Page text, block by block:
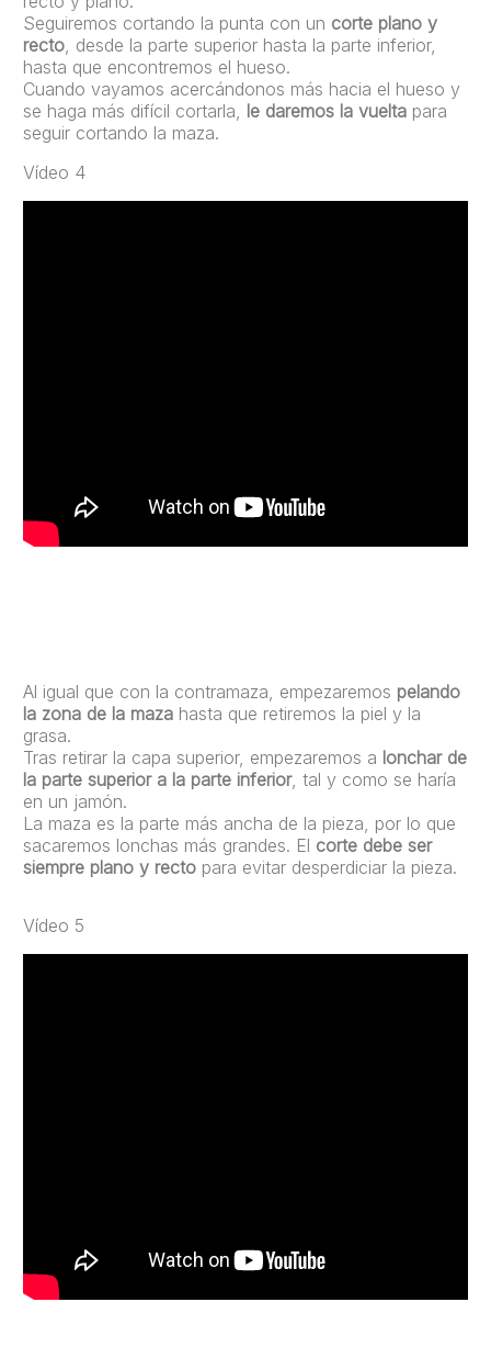
Seguiremos cortando la punta con un corte plano y
recto , desde la parte superior hasta la parte inferior,
hasta que encontremos el hueso.
Cuando vayamos acercándonos más hacia el hueso y
se haga más difícil cortarla, le daremos la vuelta para
seguir cortando la maza.
Vídeo 4
Al igual que con la contramaza, empezaremos pelando
la zona de la maza hasta que retiremos la piel y la
grasa.
Tras retirar la capa superior, empezaremos a lonchar de
la parte superior a la parte inferior, tal y como se haría
en un jamón.
La maza es la parte más ancha de la pieza, por lo que
sacaremos lonchas más grandes. El corte debe ser
siempre plano y recto para evitar desperdiciar la pieza.
Vídeo 5